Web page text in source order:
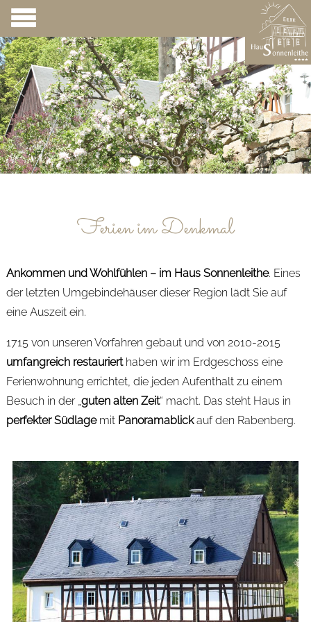
Ferien im Denkmal
Ankommen und Wohlfühlen – im Haus Sonnenleithe. Eines
der letzten Umgebindehäuser dieser Region lädt Sie auf
eine Auszeit ein.
1715 von unseren Vorfahren gebaut und von 2010-2015
umfangreich restaurierthaben wir im Erdgeschoss eine
Ferienwohnung errichtet, die jeden Aufenthalt zu einem
Besuch in der „guten alten Zeit“ macht. Das steht Haus in
perfekter Südlagemit Panoramablickauf den Rabenberg.